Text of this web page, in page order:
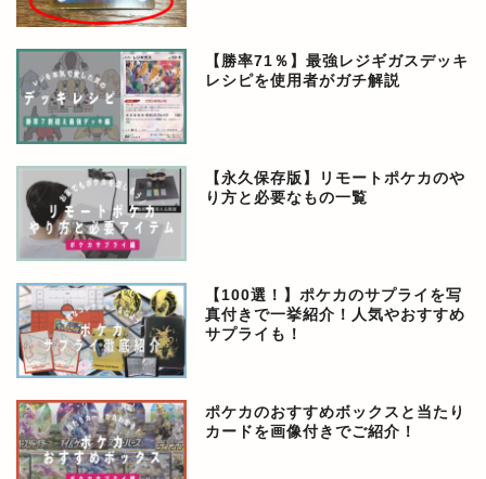
【勝率71％】最強レジギガスデッキ
レシピを使用者がガチ解説
【永久保存版】リモートポケカのや
り方と必要なもの一覧
【100選！】ポケカのサプライを写
真付きで一挙紹介！人気やおすすめ
サプライも！
ポケカのおすすめボックスと当たり
カードを画像付きでご紹介！